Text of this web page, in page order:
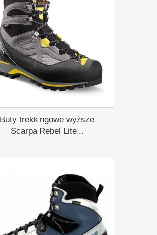
Buty trekkingowe wyższe
Scarpa Rebel Lite...